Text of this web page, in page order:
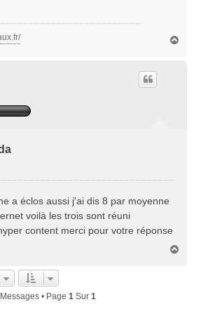
a éclos aussi j'ai dis 8 par moyenne
voilà les trois sont réuni
content merci pour votre réponse
• Page 1Sur 1